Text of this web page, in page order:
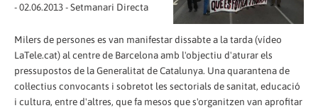
- 02.06.2013 - Setmanari Directa
Milers de persones es van manifestar dissabte a la tarda (vídeo
LaTele.cat) al centre de Barcelona amb l'objectiu d'aturar els
pressupostos de la Generalitat de Catalunya. Una quarantena de
col·lectius convocants i sobretot les sectorials de sanitat, educació
i cultura, entre d'altres, que fa mesos que s'organitzen van aprofitar